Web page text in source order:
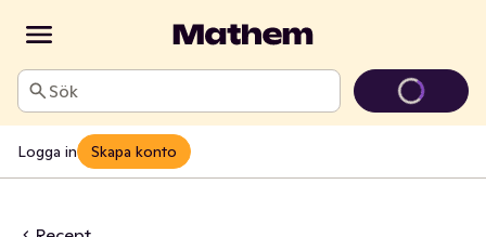
Sök
Logga in Skapa konto